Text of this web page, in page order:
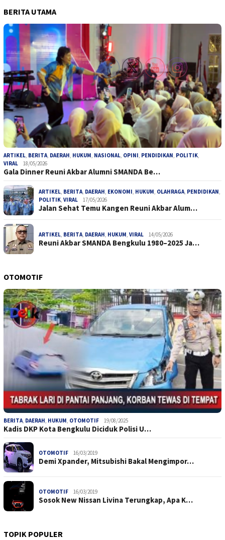
BERITA UTAMA
ARTIKEL, BERITA, DAERAH, HUKUM, NASIONAL, OPINI, PENDIDIKAN, POLITIK,
VIRAL
18/05/2026
Gala Dinner Reuni Akbar Alumni SMANDA Be…
ARTIKEL, BERITA, DAERAH, EKONOMI, HUKUM, OLAHRAGA, PENDIDIKAN,
POLITIK, VIRAL 17/05/2026
Jalan Sehat Temu Kangen Reuni Akbar Alum…
ARTIKEL, BERITA, DAERAH, HUKUM, VIRAL 14/05/2026
Reuni Akbar SMANDA Bengkulu 1980–2025 Ja…
OTOMOTIF
BERITA, DAERAH, HUKUM, OTOMOTIF 19/08/2025
Kadis DKP Kota Bengkulu Diciduk Polisi U…
OTOMOTIF 16/03/2019
Demi Xpander, Mitsubishi Bakal Mengimpor…
OTOMOTIF 16/03/2019
Sosok New Nissan Livina Terungkap, Apa K…
TOPIK POPULER